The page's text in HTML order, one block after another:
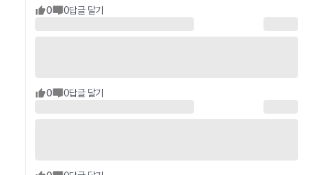
0 0답글 달기
0 0답글 달기